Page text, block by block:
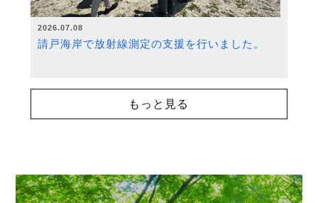
2026.07.08
請戸海岸で放射線測定の支援を行いました。
もっと見る